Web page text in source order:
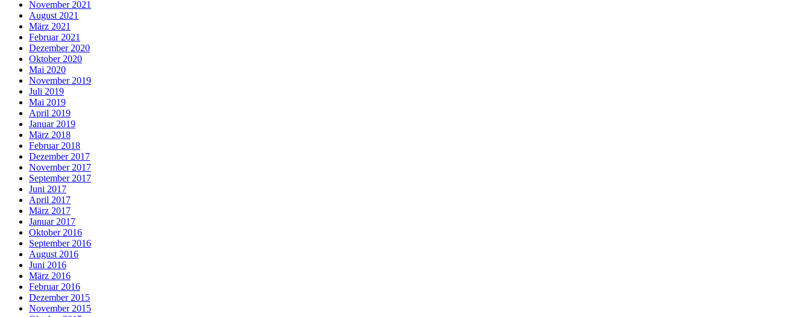
November 2021
August 2021
März 2021
Februar 2021
Dezember 2020
Oktober 2020
Mai 2020
November 2019
Juli 2019
Mai 2019
April 2019
Januar 2019
März 2018
Februar 2018
Dezember 2017
November 2017
September 2017
Juni 2017
April 2017
März 2017
Januar 2017
Oktober 2016
September 2016
August 2016
Juni 2016
März 2016
Februar 2016
Dezember 2015
November 2015